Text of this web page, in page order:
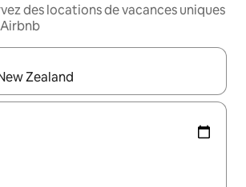
des locations de vacances uniques
s'affichent, utilisez les flèches vers le